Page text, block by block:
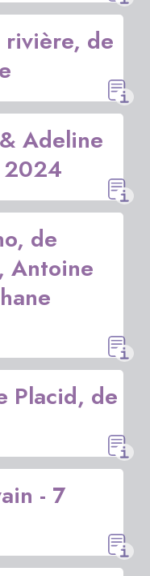
rivière, de
Adeline
2024
de
Antoine
Placid, de
- 7